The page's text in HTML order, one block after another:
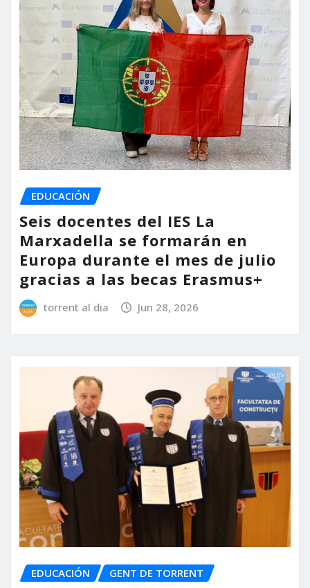
EDUCACIÓN
Seis docentes del IES La
Marxadella se formarán en
Europa durante el mes de julio
gracias a las becas Erasmus+
torrent al dia Jun 28, 2026
EDUCACIÓN GENT DE TORRENT